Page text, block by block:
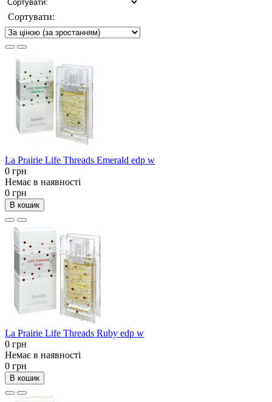
Сортувати:
La Prairie Life Threads Emerald edp w
0 грн
Немає в наявності
0 грн
В кошик
La Prairie Life Threads Ruby edp w
0 грн
Немає в наявності
0 грн
В кошик